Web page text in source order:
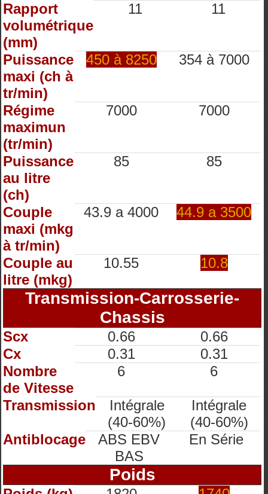
Rapport
volumétrique
(mm)
11 11
Puissance
maxi (ch à
tr/min)
450 à 8250 354 à 7000
Régime
maximun
(tr/min)
7000 7000
Puissance
au litre
(ch)
85 85
Couple
maxi (mkg
à tr/min)
43.9 a 4000 44.9 a 3500
Couple au
litre (mkg)
10.55 10.8
Transmission-Carrosserie-
Chassis
Scx 0.66
0.66
Cx
0.31
0.31
Nombre
de Vitesse
6 6
Transmission
Intégrale
(40-60%)
Intégrale
(40-60%)
Antiblocage
ABS EBV
BAS
En Série
Poids